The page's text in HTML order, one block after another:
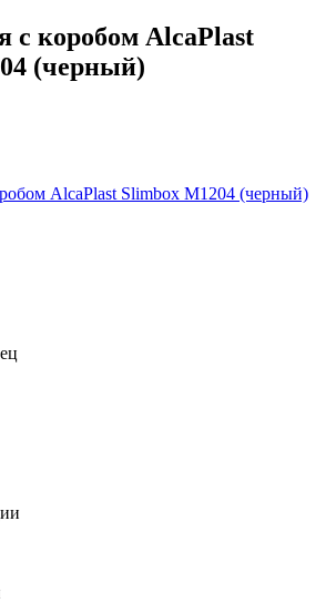
с коробом AlcaPlast
(черный)